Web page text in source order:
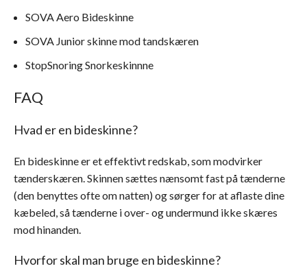
SOVA Aero Bideskinne
SOVA Junior skinne mod tandskæren
StopSnoring Snorkeskinnne
FAQ
Hvad er en bideskinne?
En bideskinne er et effektivt redskab, som modvirker
tænderskæren. Skinnen sættes nænsomt fast på tænderne
(den benyttes ofte om natten) og sørger for at aflaste dine
kæbeled, så tænderne i over- og undermund ikke skæres
mod hinanden.
Hvorfor skal man bruge en bideskinne?